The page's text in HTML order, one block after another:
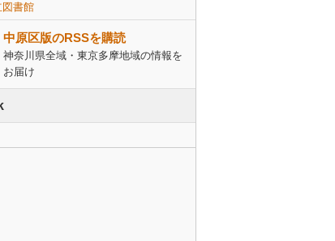
図書館
中原区版のRSSを購読
神奈川県全域・東京多摩地域の情報を
お届け